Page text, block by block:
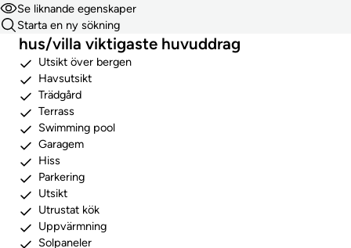
Se liknande egenskaper
Starta en ny sökning
hus/villa viktigaste huvuddrag
Utsikt över bergen
Havsutsikt
Trädgård
Terrass
Swimming pool
Garagem
Hiss
Parkering
Utsikt
Utrustat kök
Uppvärmning
Solpaneler